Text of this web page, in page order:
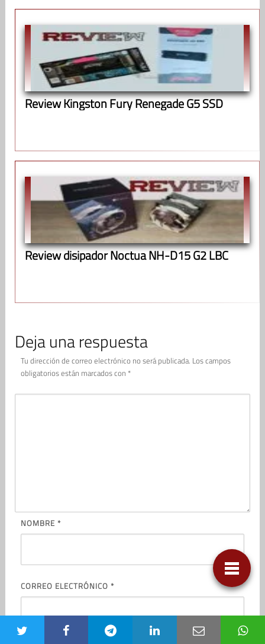
Review Kingston Fury Renegade G5 SSD
Review disipador Noctua NH-D15 G2 LBC
Deja una respuesta
Tu dirección de correo electrónico no será publicada. Los campos
obligatorios están marcados con *
NOMBRE *
CORREO ELECTRÓNICO *